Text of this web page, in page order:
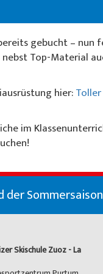
Skitickets
Unser Restaurant
gebucht ­­– nun
Top-Material
hier:
im
Sommersaison
Skischule Zuoz - La